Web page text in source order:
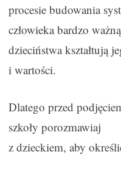
procesie budowania
człowieka bardzo
dzieciństwa kształtują
i wartości.
Dlatego przed
szkoły porozmawiaj
z dzieckiem, aby